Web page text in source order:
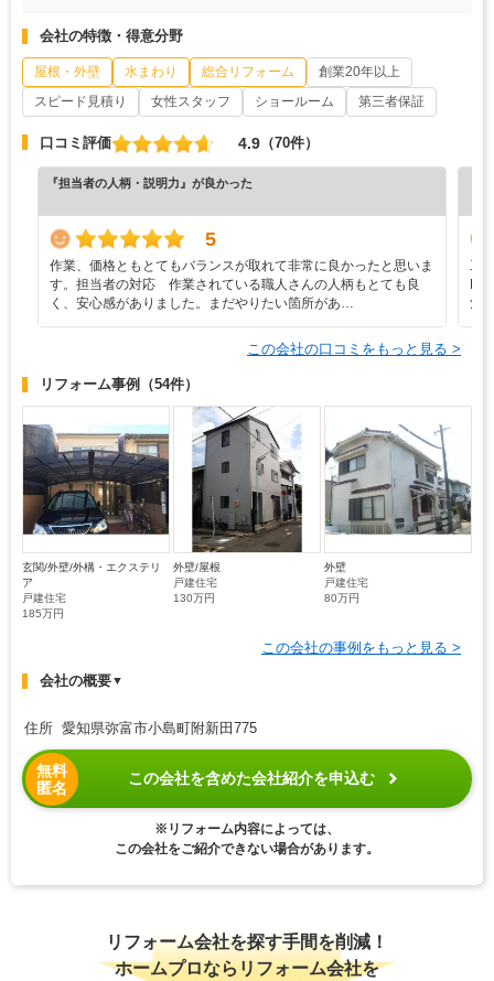
会社の特徴・得意分野
屋根・外壁 水まわり 総合リフォーム
創業20年以上
スピード見積り
女性スタッフ ショールーム 第三者保証
口コミ評価 4.9 （70件）
『担当者の人柄・説明力』が良かった
5
作業、価格ともとてもバランスが取れて非常に良かったと思いま
す。担当者の対応 作業されている職人さんの人柄もとても良
く、安心感がありました。まだやりたい箇所があ…
工
NE
気
この会社の口コミをもっと見る >
リフォーム事例 （54件）
玄関/外壁/外構・エクステリ
ア
戸建住宅
185万円
外壁/屋根
戸建住宅
130万円
外壁
戸建住宅
80万円
この会社の事例をもっと見る >
会社の概要▼
住所 愛知県弥富市小島町附新田775
無料
匿名
この会社を含めた会社紹介を申込む
※リフォーム内容によっては、
この会社をご紹介できない場合があります。
リフォーム会社を探す手間を削減！
ホームプロならリフォーム会社を